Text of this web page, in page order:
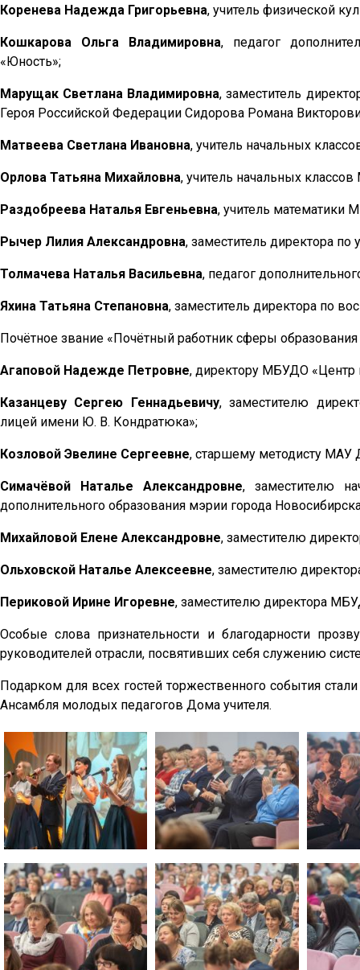
Коренева Надежда Григорьевна, учитель физической
Кошкарова Ольга Владимировна, педагог
«Юность»;
Марущак Светлана Владимировна, заместитель
Героя Российской Федерации Сидорова Романа
Матвеева Светлана Ивановна, учитель начальных
Орлова Татьяна Михайловна, учитель начальных
Раздобреева Наталья Евгеньевна, учитель математики
Рычер Лилия Александровна, заместитель директора
Толмачева Наталья Васильевна, педагог
Яхина Татьяна Степановна, заместитель директора по
Почётное звание «Почётный работник сферы
Агаповой Надежде Петровне, директору МБУДО «Центр
Казанцеву Сергею Геннадьевичу, заместителю
лицей имени Ю. В. Кондратюка»;
Козловой Эвелине Сергеевне, старшему методисту МАУ
Симачёвой Наталье Александровне, заместителю
дополнительного образования мэрии города
Михайловой Елене Александровне, заместителю
Ольховской Наталье Алексеевне, заместителю
Периковой Ирине Игоревне, заместителю директора
Особые слова признательности и благодарности
руководителей отрасли, посвятивших себя служению
Подарком для всех гостей торжественного события
Ансамбля молодых педагогов Дома учителя.